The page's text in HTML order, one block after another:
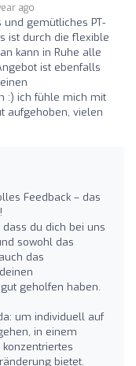
ago
und gemütliches PT-
ist durch die flexible
kann in Ruhe alle
ist ebenfalls
:) ich fühle mich mit
aufgehoben, vielen
Feedback – das
du dich bei uns
sowohl das
das
geholfen haben.
um individuell auf
in einem
bietet.